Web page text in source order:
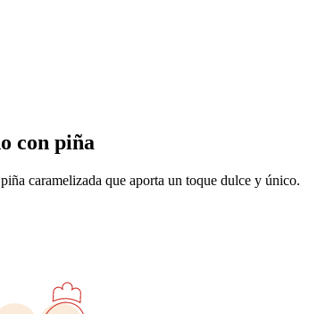
con piña
caramelizada que aporta un toque dulce y único.